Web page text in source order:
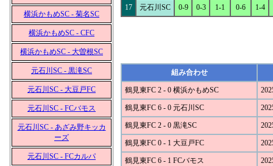
横浜かもめSC - 菊名SC
横浜かもめSC - CFC
横浜かもめSC - 大曽根SC
元石川SC - 黒滝SC
元石川SC - 大豆戸FC
元石川SC - FCバモス
元石川SC - あざみ野キッカ
ーズ
元石川SC - FCカルパ
17 元石川SC 0-9 0-3 1-1 0-6 1-4
組み合わせ
鶴見東FC 2 - 0 横浜かもめSC
鶴見東FC 6 - 0 元石川SC
鶴見東FC 2 - 0 黒滝SC
鶴見東FC 0 - 1 大豆戸FC
鶴見東FC 6 - 1 FCバモス